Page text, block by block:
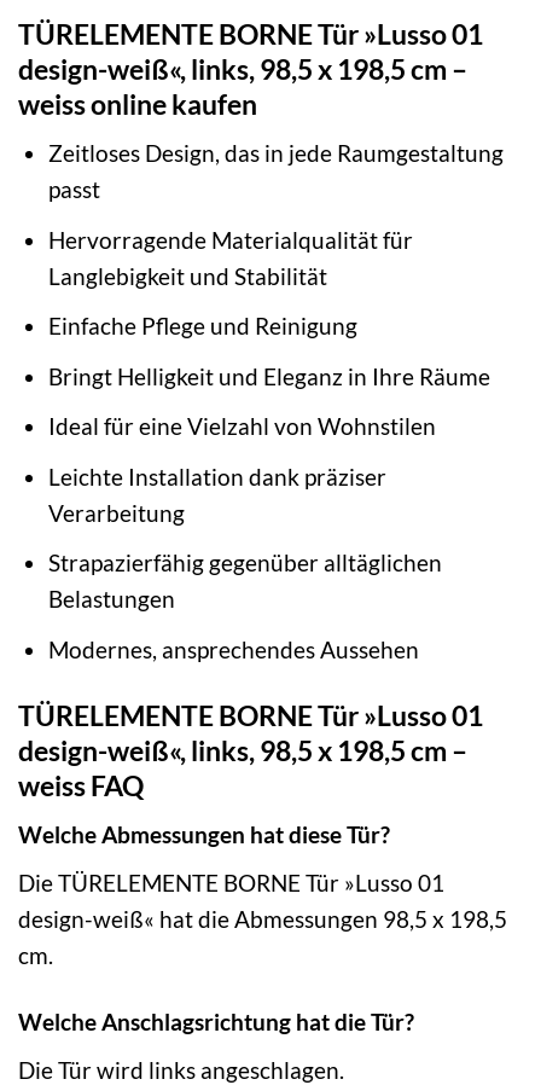
TÜRELEMENTE BORNE Tür »Lusso 01
design-weiß«, links, 98,5 x 198,5 cm –
weiss online kaufen
Zeitloses Design, das in jede Raumgestaltung
passt
Hervorragende Materialqualität für
Langlebigkeit und Stabilität
Einfache Pflege und Reinigung
Bringt Helligkeit und Eleganz in Ihre Räume
Ideal für eine Vielzahl von Wohnstilen
Leichte Installation dank präziser
Verarbeitung
Strapazierfähig gegenüber alltäglichen
Belastungen
Modernes, ansprechendes Aussehen
TÜRELEMENTE BORNE Tür »Lusso 01
design-weiß«, links, 98,5 x 198,5 cm –
weiss FAQ
Welche Abmessungen hat diese Tür?
Die TÜRELEMENTE BORNE Tür »Lusso 01
design-weiß« hat die Abmessungen 98,5 x 198,5
cm.
Welche Anschlagsrichtung hat die Tür?
Die Tür wird links angeschlagen.